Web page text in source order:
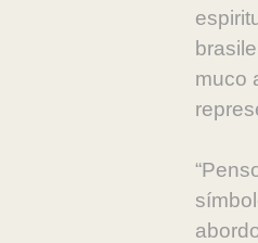
muco